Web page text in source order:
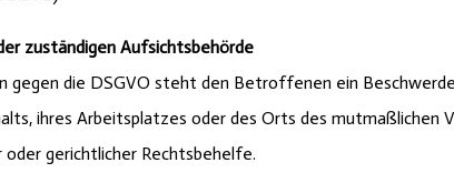
zuständigen Aufsichtsbehörde
gegen die DSGVO steht den Betroffenen ein
ihres Arbeitsplatzes oder des Orts des
gerichtlicher Rechtsbehelfe.